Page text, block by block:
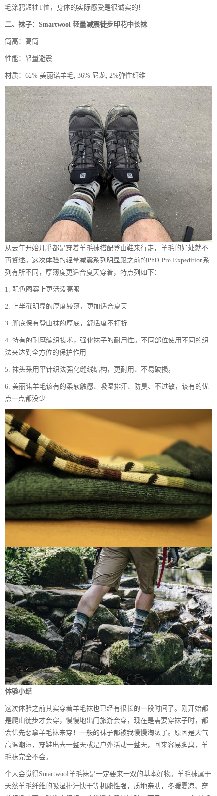
毛涂鸦短袖T恤，身体的实际感受是很诚实的！
二、袜子：Smartwool 轻量减震徒步印花中长袜
筒高：高筒
性能：轻量避震
材质：62% 美丽诺羊毛, 36% 尼龙, 2%弹性纤维
从去年开始几乎都是穿着羊毛袜搭配登山鞋来行走，羊毛的好处就不
再赘述。这次体验的轻量减震系列明显跟之前的PhD Pro Expedition系
列有所不同，厚薄度更适合夏天穿着，特点列如下：
1. 配色图案上更活泼亮眼
2. 上半截明显的厚度较薄，更加适合夏天
3. 脚底保有登山袜的厚底，舒适度不打折
4. 特有的耐磨编织技术，强化袜子的耐用性。不同部位使用不同的织
法来达到全方位的保护作用
5. 袜头采用平针织法强化缝线结构，更耐用、不易破损。
6. 美丽诺羊毛该有的柔软触感、吸湿排汗、防臭、不过敏，该有的优
点一点都没少
体验小结
这次体验之前其实穿着羊毛袜也已经有很长的一段时间了。刚开始都
是爬山徒步才会穿，慢慢地出门旅游会穿，现在是需要穿袜子时，都
会优先想拿羊毛袜来穿！一般的袜子都被我慢慢淘汰了。原因是天气
高温潮湿，穿鞋出去一整天或是户外活动一整天，回来容易脚臭，羊
毛袜完全不会。
个人会觉得Smartwool羊毛袜是一定要来一双的基本好物。羊毛袜属于
天然羊毛纤维的吸湿排汗快干等机能性强，质地亲肤，冬暖夏凉、穿